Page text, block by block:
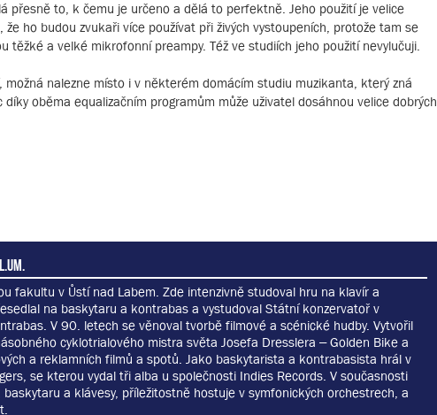
přesně to, k čemu je určeno a dělá to perfektně. Jeho použití je velice
že ho budou zvukaři více používat při živých vystoupeních, protože tam se
těžké a velké mikrofonní preampy. Též ve studiích jeho použití nevylučuji.
nalezne místo i v některém domácím studiu muzikanta, který zná
oběma equalizačním programům může uživatel dosáhnou velice dobrých
fakultu v Ůstí nad Labem. Zde intenzivně studoval hru na klavír a
na baskytaru a kontrabas a vystudoval Státní konzervatoř v
V 90. letech se věnoval tvorbě filmové a scénické hudby. Vytvořil
cyklotrialového mistra světa Josefa Dresslera – Golden Bike a
a reklamních filmů a spotů. Jako baskytarista a kontrabasista hrál v
se kterou vydal tři alba u společnosti Indies Records. V současnosti
a klávesy, příležitostně hostuje v symfonických orchestrech, a